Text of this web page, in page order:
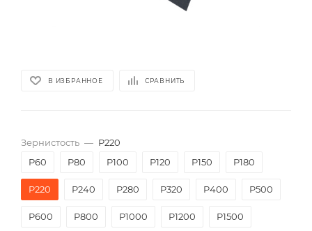
В ИЗБРАННОЕ СРАВНИТЬ
Зернистость — P220
P60
P80 P100 P120 P150 P180
P220 P240 P280 P320 P400 P500
P600 P800 P1000 P1200 P1500